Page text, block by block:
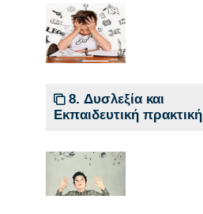
8. Δυσλεξία και
Εκπαιδευτική πρακτική